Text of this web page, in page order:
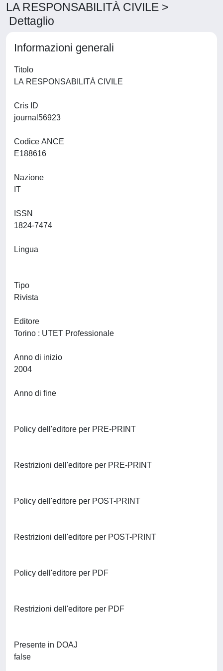
LA RESPONSABILITÀ CIVILE >
Dettaglio
Informazioni generali
Titolo
Cris ID
Codice ANCE
Nazione
ISSN
Lingua
Tipo
Rivista
Editore
Anno di inizio
Anno di fine
Policy dell'editore per PRE-PRINT
Restrizioni dell'editore per PRE-PRINT
Policy dell'editore per POST-PRINT
Restrizioni dell'editore per POST-PRINT
Policy dell'editore per PDF
Restrizioni dell'editore per PDF
Presente in DOAJ